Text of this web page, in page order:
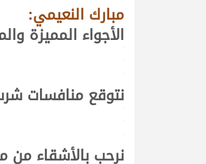
مبارك النعيمي:
الأجواء المميزة.
.
.
نتوقع منافسات.
.
.
نرحب بالأشقاء